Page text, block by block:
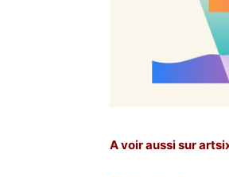
A voir aussi sur